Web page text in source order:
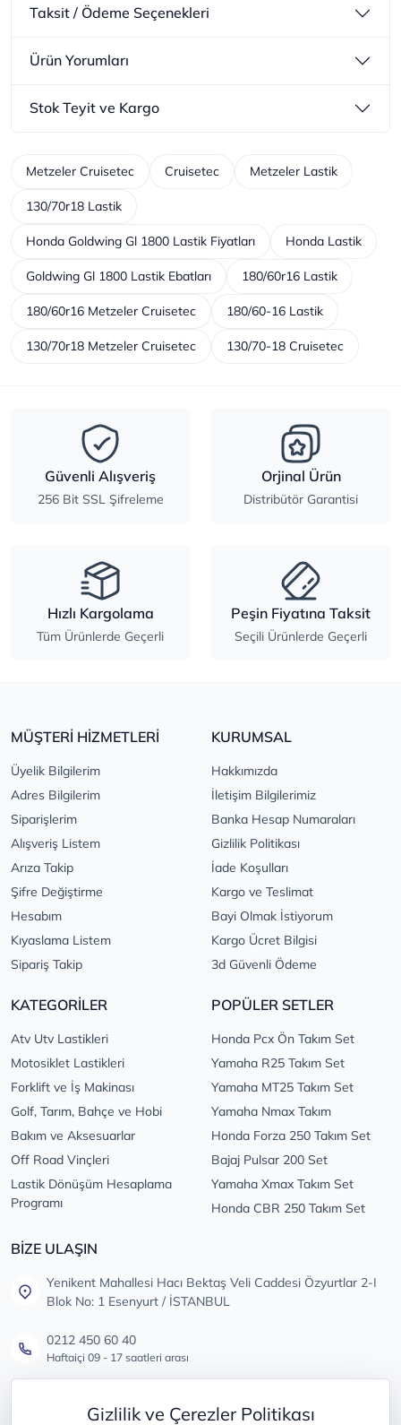
Gizlilik ve Çerezler Politikası
Taksit / Ödeme Seçenekleri
Ürün Yorumları
Stok Teyit ve Kargo
Metzeler Cruisetec Cruisetec Metzeler Lastik
130/70r18 Lastik
Honda Goldwing Gl 1800 Lastik Fiyatları Honda Lastik
Goldwing Gl 1800 Lastik Ebatları 180/60r16 Lastik
180/60r16 Metzeler Cruisetec 180/60-16 Lastik
130/70r18 Metzeler Cruisetec 130/70-18 Cruisetec
Güvenli Alışveriş
256 Bit SSL Şifreleme
Orjinal Ürün
Distribütör Garantisi
Hızlı Kargolama
Tüm Ürünlerde Geçerli
Peşin Fiyatına Taksit
Seçili Ürünlerde Geçerli
MÜŞTERİ HİZMETLERİ
Üyelik Bilgilerim
Adres Bilgilerim
Siparişlerim
Alışveriş Listem
Arıza Takip
Şifre Değiştirme
Hesabım
Kıyaslama Listem
Sipariş Takip
KURUMSAL
Hakkımızda
İletişim Bilgilerimiz
Banka Hesap Numaraları
Gizlilik Politikası
İade Koşulları
Kargo ve Teslimat
Bayi Olmak İstiyorum
Kargo Ücret Bilgisi
3d Güvenli Ödeme
KATEGORİLER
Atv Utv Lastikleri
Motosiklet Lastikleri
Forklift ve İş Makinası
Golf, Tarım, Bahçe ve Hobi
Bakım ve Aksesuarlar
Off Road Vinçleri
Lastik Dönüşüm Hesaplama
Programı
POPÜLER SETLER
Honda Pcx Ön Takım Set
Yamaha R25 Takım Set
Yamaha MT25 Takım Set
Yamaha Nmax Takım
Honda Forza 250 Takım Set
Bajaj Pulsar 200 Set
Yamaha Xmax Takım Set
Honda CBR 250 Takım Set
BİZE ULAŞIN
Yenikent Mahallesi Hacı Bektaş Veli Caddesi Özyurtlar 2-I
Blok No: 1 Esenyurt / İSTANBUL
0212 450 60 40
Haftaiçi 09 - 17 saatleri arası
Tüm öneri ve şikayetleriniz için